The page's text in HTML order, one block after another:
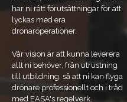
har ni rätt förutsättningar för att
lyckas med era
drönaroperationer.
Vår vision är att kunna leverera
allt ni behöver, från utrustning
till utbildning, så att ni kan flyga
drönare professionellt och i tråd
med EASA's regelverk.